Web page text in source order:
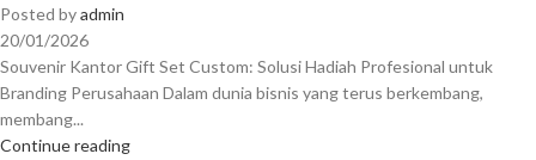
Posted byadmin
20/01/2026
Souvenir Kantor Gift Set Custom: Solusi Hadiah Profesional untuk
Branding Perusahaan Dalam dunia bisnis yang terus berkembang,
membang...
Continue reading